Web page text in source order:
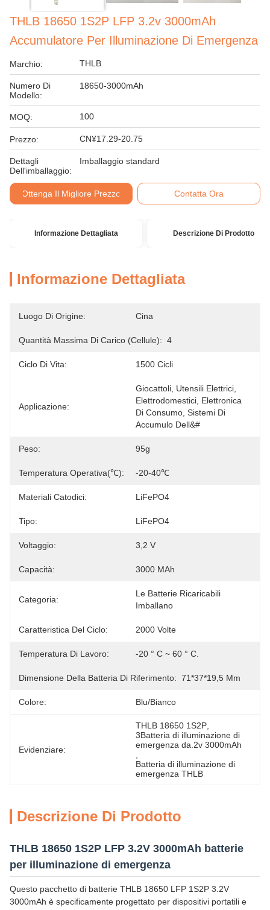
THLB 18650 1S2P LFP 3.2v 3000mAh
Accumulatore Per Illuminazione Di Emergenza
Marchio: THLB
Numero Di
Modello:
18650-3000mAh
MOQ: 100
Prezzo: CN¥17.29-20.75
Dettagli
Dell'imballaggio:
Imballaggio standard
Ottenga Il Migliore Prezzo Contatta Ora
Informazione Dettagliata Descrizione Di Prodotto
Informazione Dettagliata
Luogo Di Origine: Cina
Quantità Massima Di Carico (cellule): 4
Ciclo Di Vita: 1500 Cicli
Applicazione:
Giocattoli, Utensili Elettrici,
Elettrodomestici, Elettronica
Di Consumo, Sistemi Di
Accumulo Dell&#
Peso: 95g
Temperatura Operativa(℃): -20-40℃
Materiali Catodici: LiFePO4
Tipo: LiFePO4
Voltaggio: 3,2 V
Capacità: 3000 MAh
Categoria:
Le Batterie Ricaricabili
Imballano
Caratteristica Del Ciclo: 2000 Volte
Temperatura Di Lavoro: -20 ° C ~ 60 ° C.
Dimensione Della Batteria Di Riferimento: 71*37*19,5 Mm
Colore: Blu/bianco
Evidenziare:
THLB 18650 1S2P
3Batteria di illuminazione di
emergenza da.2v 3000mAh
Batteria di illuminazione di
emergenza THLB
Descrizione Di Prodotto
THLB 18650 1S2P LFP 3.2V 3000mAh batterie
per illuminazione di emergenza
Questo pacchetto di batterie THLB 18650 LFP 1S2P 3.2V
3000mAh è specificamente progettato per dispositivi portatili e